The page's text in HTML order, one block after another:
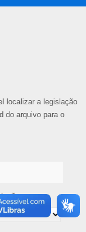
localizar a legislação
do arquivo para o